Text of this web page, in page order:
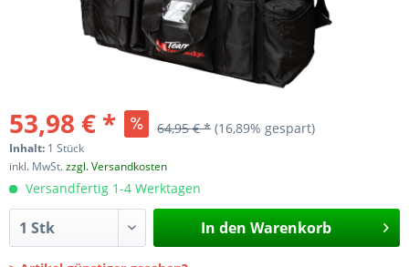
53,98 € * 64,95 € * (16,89% gespart)
Inhalt: 1 Stück
inkl. MwSt.zzgl. Versandkosten
Versandfertig 1-4 Werktagen
In den Warenkorb